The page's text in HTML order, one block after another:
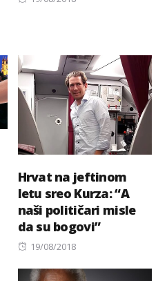
Hrvat na jeftinom
letu sreo Kurza: “A
naši političari misle
da su bogovi”
Posted
19/08/2018